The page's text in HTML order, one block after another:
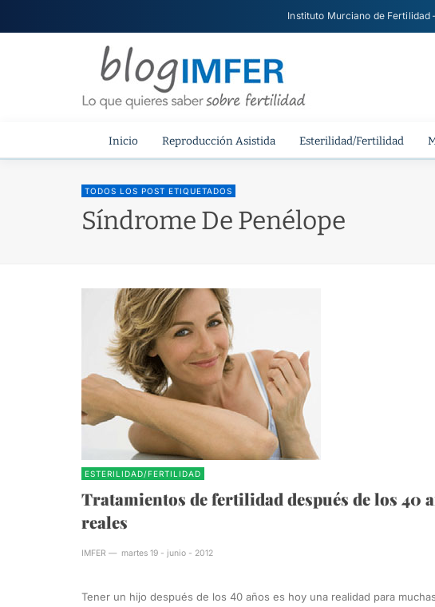
Instituto Murciano de Fertilidad
Inicio Reproducción Asistida Esterilidad/Fertilidad
TODOS LOS POST ETIQUETADOS
Síndrome De Penélope
ESTERILIDAD/FERTILIDAD
Tratamientos de fertilidad después de los 40
reales
IMFER — martes 19 - junio - 2012
Tener un hijo después de los 40 años es hoy una realidad para